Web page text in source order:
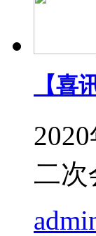
【喜
二次